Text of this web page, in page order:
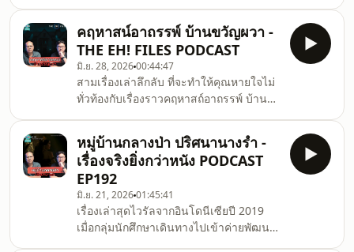
นี่youtube.com/channel/
แปดด้าน แต่แล้วพวกเขาก็พบเบาะแสว่า
ความจริง อาจซ่อนอยูใกล้กว่าที่คิด.สมัคร
เป็นสมาชิกช่องชวนดูดะได้ฟัง PODCAST
ตอนพิเศษรวมถึงฟังตอนปกติได้แบบไม่มี
โฆษณาที่
นี่youtube.com/channel/
พวกเราได้
ทางchuandoda@gmail.comfacebook.com/
คฤหาสน์อาถรรพ์ บ้านขวัญผวา -
THE EH! FILES PODCAST
มิ.ย. 28, 202600:44:47
สามเรื่องเล่าลึกลับ ที่จะทำให้คุณหายใจไม่
ทั่วท้องกับเรื่องราวคฤหาสถ์อาถรรพ์ บ้าน
!.00:00 เปิดรายการ03:50 เรื่องที่ 1 คฤหา
สถ์เกรย์สโตน22:22 เรื่องที่ 2 บ้านหลัง
ใหม่33:32 เรื่องที่ 3 แกว่งไปมา.สมัครเป็น
สมาชิกช่องชวนดูดะได้ฟัง PODCAST ตอน
พิเศษรวมถึงฟังตอนปกติได้แบบไม่มีโฆษณา
ที่
นี่youtube.com/channel/
พวกเราได้ทางchuandoda@gmail.
หมู่บ้านกลางป่า ปริศนานางรำ -
เรื่องจริงยิ่งกว่าหนัง PODCAST
EP192
มิ.ย. 21, 202601:45:41
เรื่องเล่าสุดไวรัลจากอินโดนีเซียปี 2019
เมื่อกลุ่มนักศึกษาเดินทางไปเข้าค่ายพัฒนา